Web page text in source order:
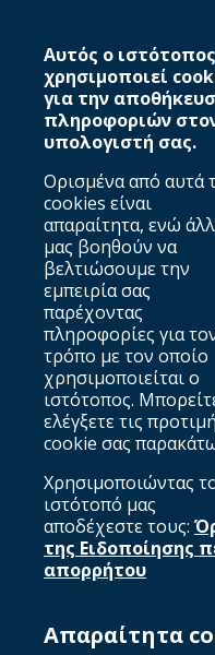
main
content
Προφίλ &
IAB Hellas:
Digital Marketing
ΣτονIAB Hellas
,
να φέρουμε την
στο επίκεντρο
Ελλάδα! Μέσα από
δράσεις,
events, βοηθάμε
χώρου να μένουν
και να
πρακτικές του
Τι κάνουμε
Εκπαιδευτικά
Αυτός ο ιστότοπος
χρησιμοποιεί
για την
πληροφοριών
υπολογιστή σας.
Ορισμένα από αυτά
cookies είναι
απαραίτητα, ενώ
μας βοηθούν να
βελτιώσουμε την
εμπειρία σας
παρέχοντας
πληροφορίες για
τρόπο με τον οποίο
χρησιμοποιείται ο
ιστότοπος.
ελέγξετε τις
cookie σας
Χρησιμοποιώντας
ιστότοπό μας
αποδέχεστε τους:
της Ειδοποίησης
απορρήτου
Απαραίτητα